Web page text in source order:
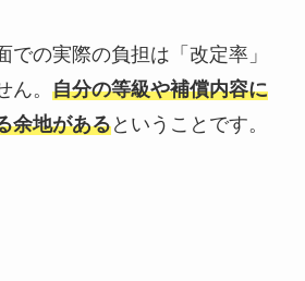
での実際の負担は「改定率」
ん。 自分の等級や補償内容に
余地があるということです。